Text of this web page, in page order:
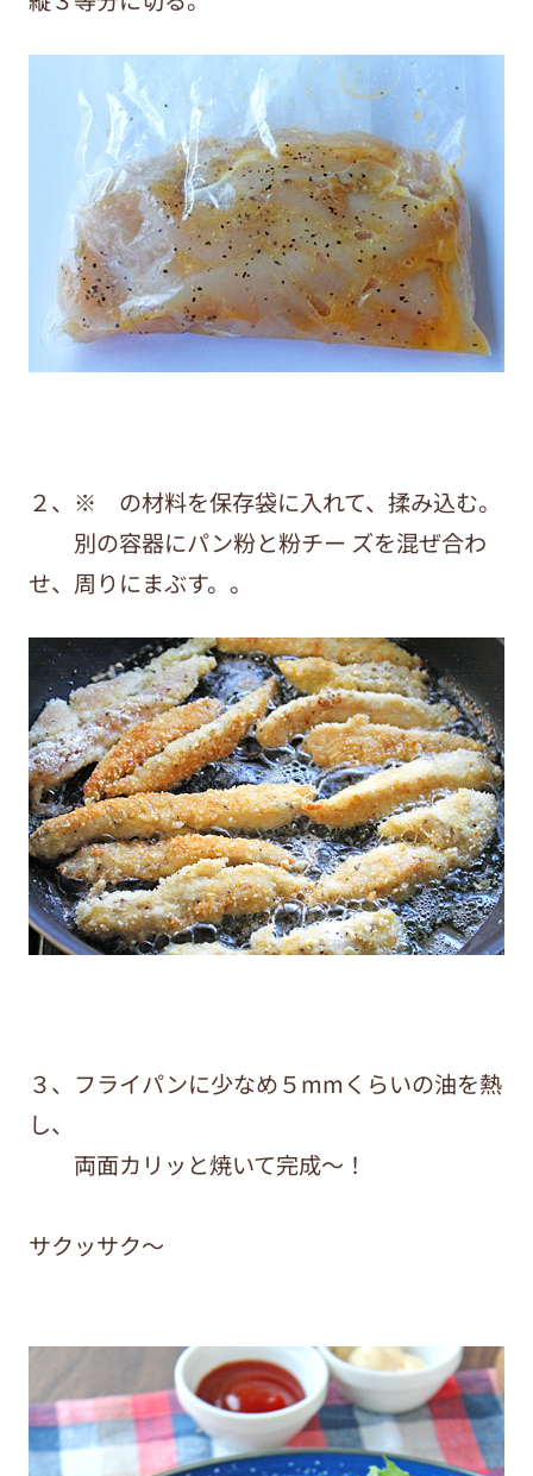
２、※ の材料を保存袋に入れて、揉み込む。
別の容器にパン粉と粉チー ズを混ぜ合わ
せ、周りにまぶす。。
３、フライパンに少なめ５mmくらいの油を熱
し、
両面カリッと焼いて完成〜！
サクッサク〜